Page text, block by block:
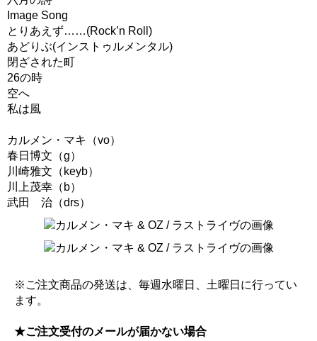
Image Song
とりあえず……(Rock’n Roll)
あどりぶ(インストゥルメンタル)
閉ざされた町
26の時
空へ
私は風
カルメン・マキ（vo）
春日博文（g）
川崎雅文（keyb）
川上茂幸（b）
武田 治（drs）
※ご注文商品の発送は、毎週水曜日、土曜日に行ってい
ます。
★ご注文受付のメールが届かない場合